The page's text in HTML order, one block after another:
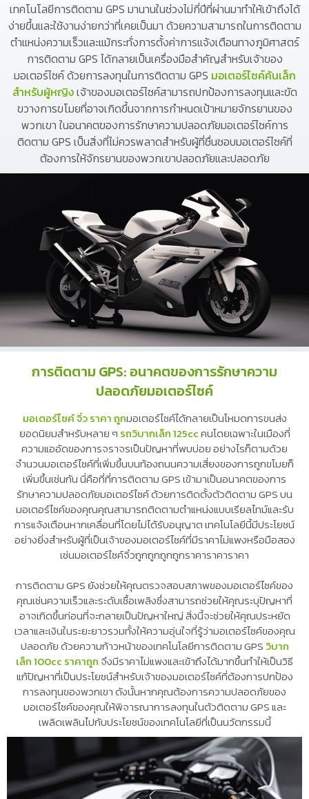
เทคโนโลยีการติดตาม GPS มานานในช่วงไม่กี่ปีที่ผ่านมาทำให้เข้าถึงได้
ง่ายขึ้นและใช้งานง่ายกว่าที่เคยเป็นมา ด้วยความสามารถในการติดตาม
ตำแหน่งความเร็วและแม้กระทั่งการตั้งค่าการแจ้งเตือนทางภูมิศาสตร์
การติดตาม GPS ได้กลายเป็นเครื่องมือสำคัญสำหรับเจ้าของ
มอเตอร์ไซค์ ด้วยการลงทุนในการติดตาม GPS มอเตอร์ไซค์คันเล็ก
สําหรับผู้หญิงเจ้าของมอเตอร์ไซค์สามารถปกป้องการลงทุนและขัด
ขวางการขโมยที่อาจเกิดขึ้นจากการกำหนดเป้าหมายจักรยานของ
พวกเขา ในอนาคตของการรักษาความปลอดภัยมอเตอร์ไซค์การ
ติดตาม GPS เป็นสิ่งที่ไม่ควรพลาดสำหรับผู้ที่ชื่นชอบมอเตอร์ไซค์ที่
ต้องการให้จักรยานของพวกเขาปลอดภัยและปลอดภัย
การติดตาม GPS: อนาคตของการรักษาความ
ปลอดภัยมอเตอร์ไซค์
มอเตอร์ไซค์ จิ๋ว ราคา ถูกมอเตอร์ไซค์ได้กลายเป็นโหมดการขนส่ง
ยอดนิยมสำหรับหลาย ๆ รถวิบากเล็ก 125ccคนโดยเฉพาะในเมืองที่
ความแออัดของการจราจรเป็นปัญหาที่พบบ่อย อย่างไรก็ตามด้วย
จำนวนมอเตอร์ไซค์ที่เพิ่มขึ้นบนท้องถนนความเสี่ยงของการถูกขโมยก็
เพิ่มขึ้นเช่นกัน นี่คือที่ที่การติดตาม GPS เข้ามาเป็นอนาคตของการ
รักษาความปลอดภัยมอเตอร์ไซค์ ด้วยการติดตั้งตัวติดตาม GPS บน
มอเตอร์ไซค์ของคุณคุณสามารถติดตามตำแหน่งแบบเรียลไทม์และรับ
การแจ้งเตือนหากเคลื่อนที่โดยไม่ได้รับอนุญาต เทคโนโลยีนี้มีประโยชน์
อย่างยิ่งสำหรับผู้ที่เป็นเจ้าของมอเตอร์ไซค์ที่มีราคาไม่แพงหรือมือสอง
เช่นมอเตอร์ไซค์จิ๋วถูกถูกถูกถูกราคาราคาราคา
การติดตาม GPS ยังช่วยให้คุณตรวจสอบสภาพของมอเตอร์ไซค์ของ
คุณเช่นความเร็วและระดับเชื้อเพลิงซึ่งสามารถช่วยให้คุณระบุปัญหาที่
อาจเกิดขึ้นก่อนที่จะกลายเป็นปัญหาใหญ่ สิ่งนี้จะช่วยให้คุณประหยัด
เวลาและเงินในระยะยาวรวมทั้งให้ความอุ่นใจที่รู้ว่ามอเตอร์ไซค์ของคุณ
ปลอดภัย ด้วยความก้าวหน้าของเทคโนโลยีการติดตาม GPS วิบาก
เล็ก 100cc ราคาถูก จึงมีราคาไม่แพงและเข้าถึงได้มากขึ้นทำให้เป็นวิธี
แก้ปัญหาที่เป็นประโยชน์สำหรับเจ้าของมอเตอร์ไซค์ที่ต้องการปกป้อง
การลงทุนของพวกเขา ดังนั้นหากคุณต้องการความปลอดภัยของ
มอเตอร์ไซค์ของคุณให้พิจารณาการลงทุนในตัวติดตาม GPS และ
เพลิดเพลินไปกับประโยชน์ของเทคโนโลยีที่เป็นนวัตกรรมนี้